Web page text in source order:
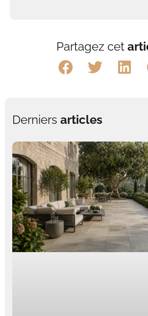
Partagez cet
Derniers articles